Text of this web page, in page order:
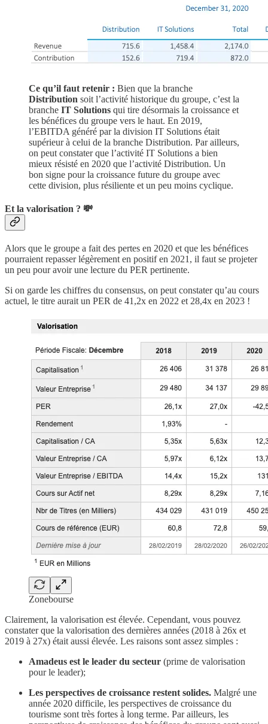
Ce qu’il faut retenir : Bien que la branche
Distribution soit l’activité historique du groupe, c’est la
branche IT Solutions qui tire désormais la croissance et
les bénéfices du groupe vers le haut. En 2019,
l’EBITDA généré par la division IT Solutions était
supérieur à celui de la branche Distribution. Par ailleurs,
on peut constater que l’activité IT Solutions a bien
mieux résisté en 2020 que l’activité Distribution. Un
bon signe pour la croissance future du groupe avec
cette division, plus résiliente et un peu moins cyclique.
Et la valorisation ? 💸
Alors que le groupe a fait des pertes en 2020 et que les bénéfices
pourraient repasser légèrement en positif en 2021, il faut se projeter
un peu pour avoir une lecture du PER pertinente.
Si on garde les chiffres du consensus, on peut constater qu’au cours
actuel, le titre aurait un PER de 41,2x en 2022 et 28,4x en 2023 !
Zonebourse
Clairement, la valorisation est élevée. Cependant, vous pouvez
constater que la valorisation des dernières années (2018 à 26x et
2019 à 27x) était aussi élevée. Les raisons sont assez simples :
Amadeus est le leader du secteur (prime de valorisation
pour le leader);
Les perspectives de croissance restent solides. Malgré une
année 2020 difficile, les perspectives de croissance du
tourisme sont très fortes à long terme. Par ailleurs, les